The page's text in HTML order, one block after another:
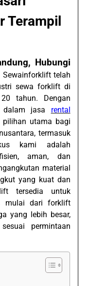
Terampil
Hubungi
Sewainforklift telah
sewa forklift di
tahun. Dengan
dalam jasa rental
pilihan utama bagi
termasuk
kami adalah
aman, dan
material
yang kuat dan
tersedia untuk
mulai dari forklift
yang lebih besar,
permintaan